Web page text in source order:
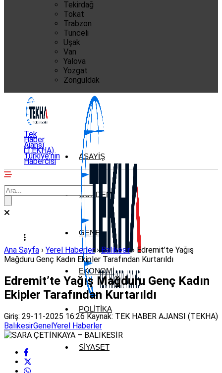
Tekirdağ
Tokat
Trabzon
Tunceli
Uşak
Van
Yalova
Yozgat
Zonguldak
Tek
Haber
Ajansı
(TEKHA)
Türkiye'nin
Habercisi
ASAYIŞ
GÜNDEM
GENEL
EKONOMI
POLITIKA
SIYASET
Ana Sayfa › Yerel Haberler›Balıkesir› Edremit’te Yağış
Mağduru Genç Kadın Ekipler Tarafından Kurtarıldı
Edremit’te Yağış Mağduru Genç Kadın
Ekipler Tarafından Kurtarıldı
Giriş: 29-11-2025 16:26 Kaynak: TEK HABER AJANSI (TEKHA)
BalıkesirGenelYerel Haberler